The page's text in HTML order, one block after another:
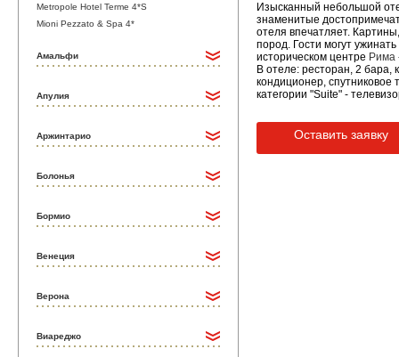
Metropole Hotel Terme 4*S
Mioni Pezzato & Spa 4*
Амальфи
Апулия
Аржинтарио
Болонья
Бормио
Венеция
Верона
Виареджо
Изысканный небольшой
знаменитые
отеля впечатляет.
пород. Гости могут
историческом центре Рима
В отеле: ресторан, 2
кондиционер,
категории "Suite" -
Оставить заявку